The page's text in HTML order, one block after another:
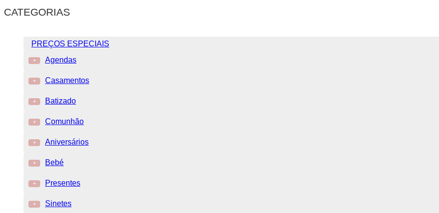
CATEGORIAS
PREÇOS ESPECIAIS
+ Agendas
+ Casamentos
+ Batizado
+ Comunhão
+ Aniversários
+ Bebé
+ Presentes
+ Sinetes